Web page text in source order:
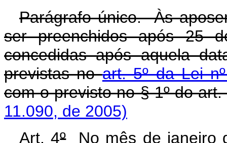
Parágrafo único. Às
ser preenchidos após 25
concedidas após aquela
previstas noart. 5º da Lei
com o previsto no § 1º do art.
11.090, de 2005)
Art. 4ºNo mês de janeiro